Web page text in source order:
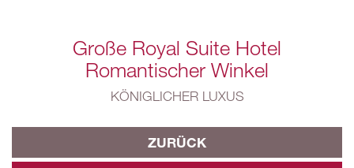
Große Royal Suite Hotel
Romantischer Winkel
KÖNIGLICHER LUXUS
ZURÜCK